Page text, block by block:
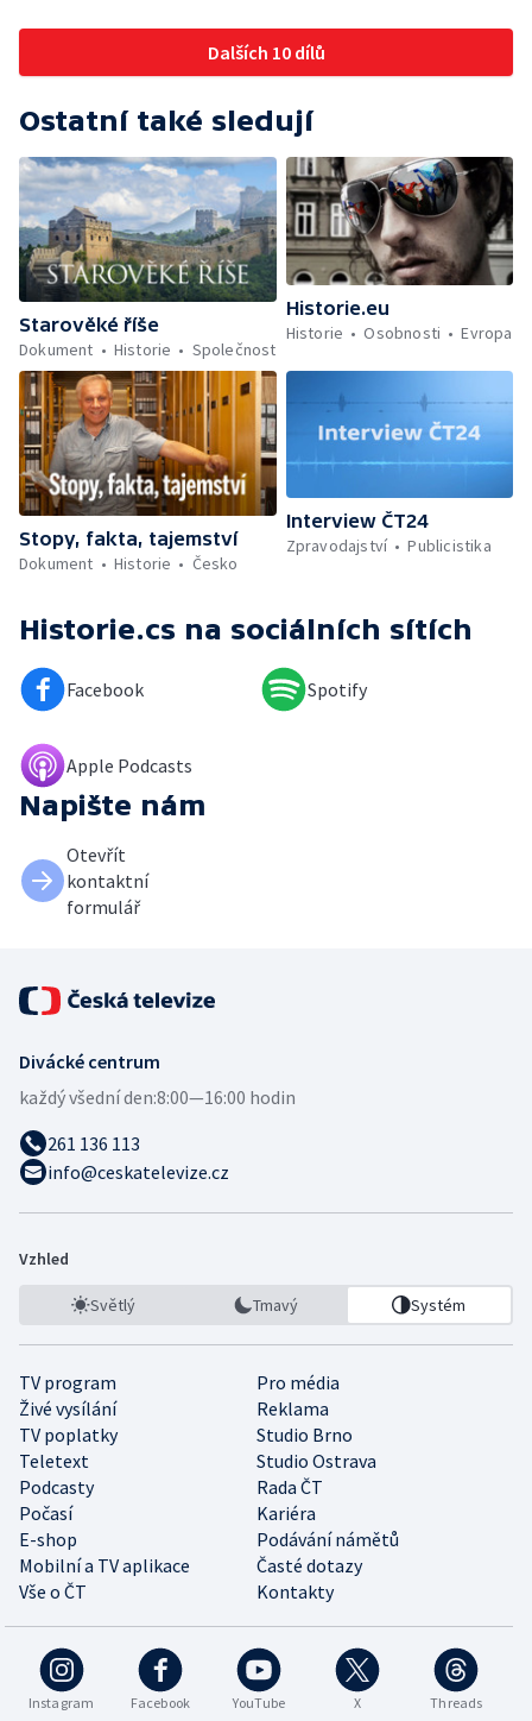
Dalších 10 dílů
Ostatní také sledují
Starověké říše
Dokument
Historie Společnost
Historie.eu
Historie
Osobnosti Evropa
Stopy, fakta, tajemství
Dokument
Historie Česko
Interview ČT24
Zpravodajství
Publicistika
Historie.cs na sociálních sítích
Facebook Spotify
Apple Podcasts
Napište nám
Otevřít
kontaktní
formulář
Divácké centrum
každý všední den:8:00—16:00 hodin
261 136 113
info@ceskatelevize.cz
Vzhled
Světlý Tmavý Systém
TV program
Pro média
Živé vysílání
Reklama
TV poplatky
Studio Brno
Teletext
Studio Ostrava
Podcasty
Rada ČT
Počasí
Kariéra
E-shop
Podávání námětů
Mobilní a TV aplikace
Časté dotazy
Vše o ČT
Kontakty
Instagram Facebook YouTube X Threads